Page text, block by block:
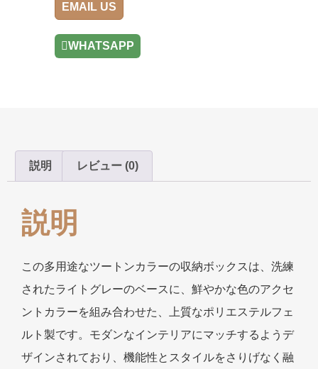
EMAIL US
WHATSAPP
説明 レビュー (0)
説明
この多用途なツートンカラーの収納ボックスは、洗練
されたライトグレーのベースに、鮮やかな色のアクセ
ントカラーを組み合わせた、上質なポリエステルフェ
ルト製です。モダンなインテリアにマッチするようデ
ザインされており、機能性とスタイルをさりげなく融